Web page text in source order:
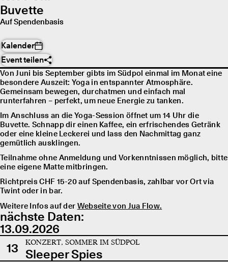
Buvette
Auf Spendenbasis
Kalender
Event teilen
Von Juni bis September gibts im Südpol einmal im Monat eine
besondere Auszeit: Yoga in entspannter Atmosphäre.
Gemeinsam bewegen, durchatmen und einfach mal
runterfahren – perfekt, um neue Energie zu tanken.
Im Anschluss an die Yoga-Session öffnet um 14 Uhr die
Buvette. Schnapp dir einen Kaffee, ein erfrischendes Getränk
oder eine kleine Leckerei und lass den Nachmittag ganz
gemütlich ausklingen.
Teilnahme ohne Anmeldung und Vorkenntnissen möglich, bitte
eine eigene Matte mitbringen.
Richtpreis CHF 15-20 auf Spendenbasis, zahlbar vor Ort via
Twint oder in bar.
Weitere Infos auf der Webseite von Jua Flow.
nächste Daten:
13.09.2026
13
KONZERT, SOMMER IM SÜDPOL
Sleeper Spies